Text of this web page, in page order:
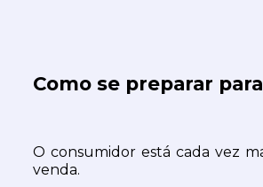
Como se preparar
O consumidor está cada vez
venda.